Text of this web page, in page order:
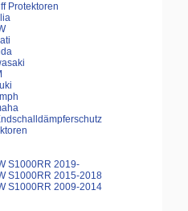
Protektoren
S1000RR 2019-
S1000RR 2015-2018
S1000RR 2009-2014